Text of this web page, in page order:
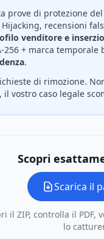
prove di protezione
recensioni
venditore e
256 + marca temporale
.
di rimozione.
vostro caso legale
Scopri
Scarica il
il ZIP, controlla il PDF,
lo